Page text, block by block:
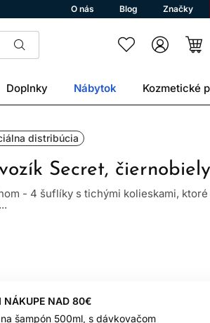
O nás Blog Značky
Doplnky Nábytok Kozmetické
distribúcia
Secret, čiernobiely
- 4 šuflíky s tichými kolieskami,
NÁKUPE NAD 80€
šampón 500ml, s dávkovačom